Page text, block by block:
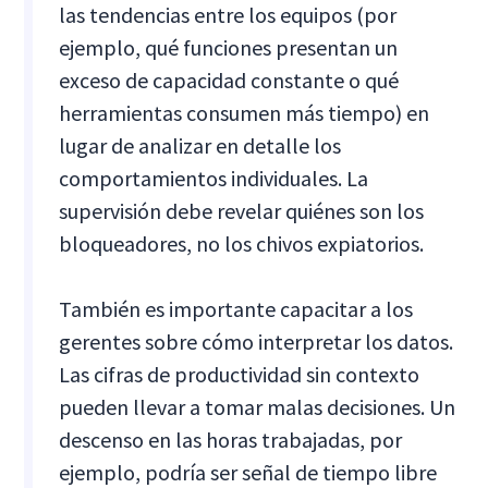
las tendencias entre los equipos (por
ejemplo, qué funciones presentan un
exceso de capacidad constante o qué
herramientas consumen más tiempo) en
lugar de analizar en detalle los
comportamientos individuales. La
supervisión debe revelar quiénes son los
bloqueadores, no los chivos expiatorios.
También es importante capacitar a los
gerentes sobre cómo interpretar los datos.
Las cifras de productividad sin contexto
pueden llevar a tomar malas decisiones. Un
descenso en las horas trabajadas, por
ejemplo, podría ser señal de tiempo libre